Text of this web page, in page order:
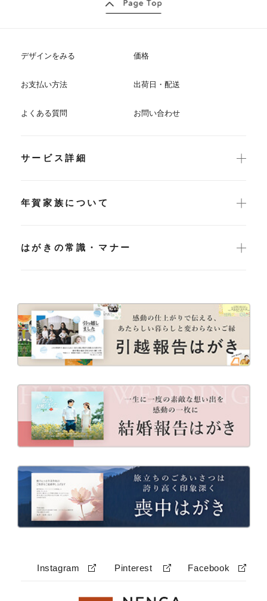
デザインをみる 価格
お支払い方法 出荷日・配送
よくある質問 お問い合わせ
サービス詳細
年賀家族について
はがきの常識・マナー
Instagram Pinterest Facebook